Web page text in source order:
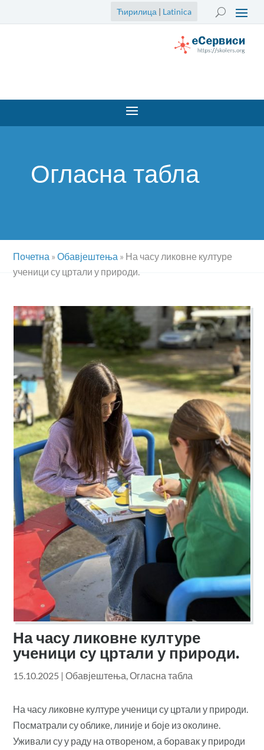
Ћирилица | Latinica
Огласна табла
Почетна »Обавјештења » На часу ликовне културе
ученици су цртали у природи.
На часу ликовне културе
ученици су цртали у природи.
15.10.2025 |Обавјештења,Огласна табла
На часу ликовне културе ученици су цртали у природи.
Посматрали су облике, линије и боје из околине.
Уживали су у раду на отвореном, а боравак у природи